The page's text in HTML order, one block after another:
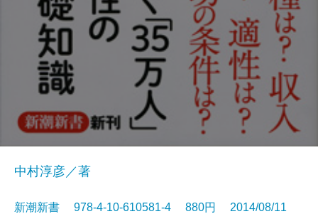
中村淳彦／著
新潮新書 978-4-10-610581-4 880円 2014/08/11